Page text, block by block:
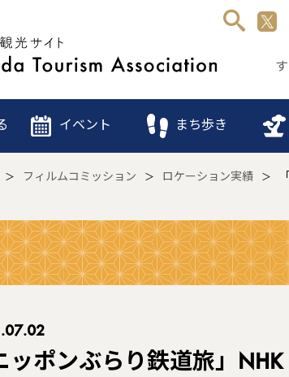
イベント まち歩き
フィルムコミッション ロケーション実績
ッポンぶらり鉄道旅」NHK